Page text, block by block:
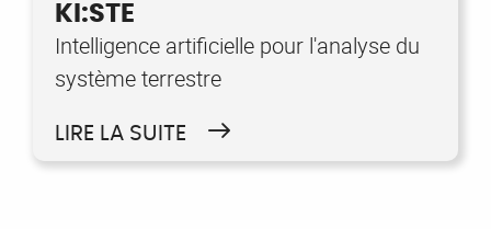
KI:STE
Intelligence artificielle pour l'analyse du
système terrestre
LIRE LA SUITE